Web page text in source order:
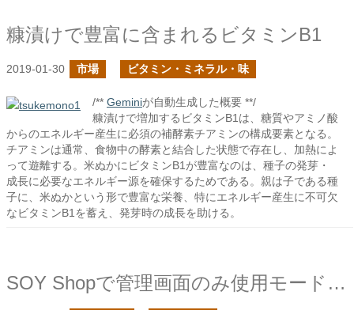
糠漬けで豊富に含まれるビタミンB1
2019-01-30 市場 ビタミン・ミネラル・味
/** Geminiが自動生成した概要 **/
糠漬けで増加するビタミンB1は、糖質やアミノ酸
からのエネルギー産生に必須の補酵素チアミンの構成要素となる。
チアミンは通常、食物中の酵素と結合した状態で存在し、加熱によ
って遊離する。米ぬかにビタミンB1が豊富なのは、種子の発芽・
成長に必要なエネルギー源を確保するためである。親は子である種
子に、米ぬかという形で豊富な栄養、特にエネルギー産生に不可欠
なビタミンB1を蓄え、発芽時の成長を助ける。
SOY Shopで管理画面のみ使用モードを追加しました